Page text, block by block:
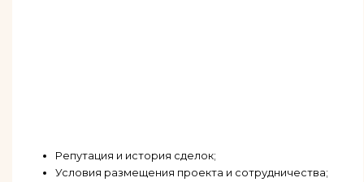
Репутация и история сделок;
Условия размещения проекта и сотрудничества;